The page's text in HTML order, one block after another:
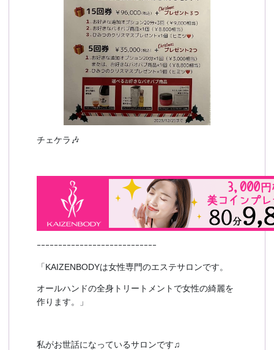
チェケラ🎶
ｰｰｰｰｰｰｰｰｰｰｰｰｰｰｰｰｰｰｰｰｰｰｰｰｰｰｰｰ
「KAIZENBODYは女性専門のエステサロンです。
オールハンドの全身トリートメントで女性の綺麗を
作ります。」
私がお世話になっているサロンです♫